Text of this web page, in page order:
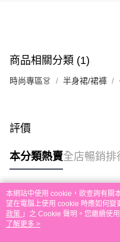
eshop@colourmix-
每筆HK$30.00，滿
每筆HK$30.00，滿
免運費
其他地區配送
商品相關分類 (1)
時尚專區👗 半身裙/裙褲
評價
本分類熱賣全店暢銷排
熱門標籤
熱銷排行
本網站中使用 cookie，欲查詢有關
望在電腦上使用 cookie 時應如何變
政策 」之 Cookie 聲明。您繼續使
條款之 Cookie 聲明使用 cookie。
了解更多 >